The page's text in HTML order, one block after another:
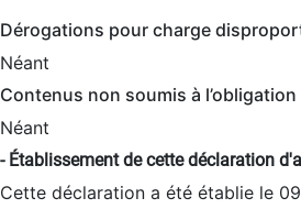
Dérogations pour charge
Néant
Contenus non soumis à l’obligation
Néant
- Établissement de cette déclaration
Cette déclaration a été établie le